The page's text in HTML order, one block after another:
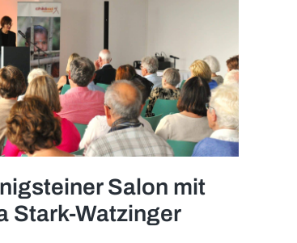
Salon mit
Stark-Watzinger